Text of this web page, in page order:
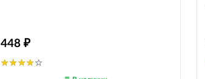
448